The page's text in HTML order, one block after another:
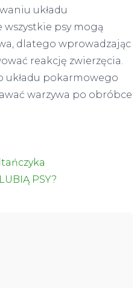
układu
psy mogą
dlatego wprowadzając
reakcję zwierzęcia.
układu pokarmowego
warzywa po obróbce
PSY?